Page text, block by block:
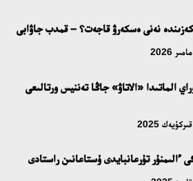
ۇلتتىق ءارحيۆتىڭ اشىلعانىنا 20 جىل: نەگىزگى جەتىستىكتەرى مەن
كولىنىڭ جاي-كۇيىنە نازار اۋداردى
نەنى ەسكەرۋ قاجەت؟ – قمدب جاۋابى
الماتىدا «الاتاۋ» جاڭا تەننيس ورتالىعى
ءالىمنۇر تۇرعانبايدى ۇستاعانىن راستادى